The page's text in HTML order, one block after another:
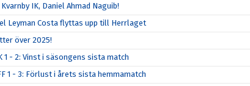
IK, Daniel Ahmad Naguib!
Leyman Costa flyttas upp till Herrlaget
över 2025!
1 - 2: Vinst i säsongens sista match
1 - 3: Förlust i årets sista hemmamatch